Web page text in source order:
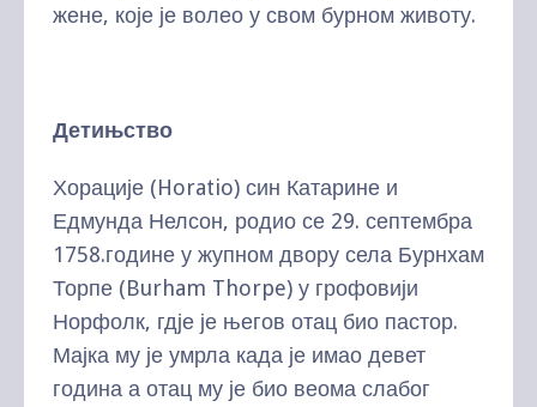
жене, које је волео у свом бурном животу.
Детињство
Хорације (Horatio) син Катарине и
Едмунда Нелсон, родио се 29. септембра
1758.године у жупном двору села Бурнхам
Торпе (Burham Thorpe) у грофовији
Норфолк, гдје је његов отац био пастор.
Мајка му је умрла када је имао девет
година а отац му је био веома слабог